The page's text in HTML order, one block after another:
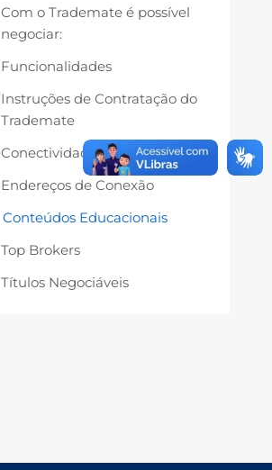
Com o Trademate é possível
negociar:
Funcionalidades
Instruções de Contratação do
Trademate
Conectividade Fix
Endereços de Conexão
Conteúdos Educacionais
Top Brokers
Títulos Negociáveis